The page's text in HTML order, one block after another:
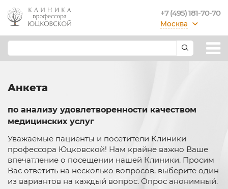
+7 (495) 181-70-70
Москва
Анкета
по анализу удовлетворенности качеством
медицинских услуг
Уважаемые пациенты и посетители Клиники
профессора Юцковской! Нам крайне важно Ваше
впечатление о посещении нашей Клиники. Просим
Вас ответить на несколько вопросов, выберите один
из вариантов на каждый вопрос. Опрос анонимный.